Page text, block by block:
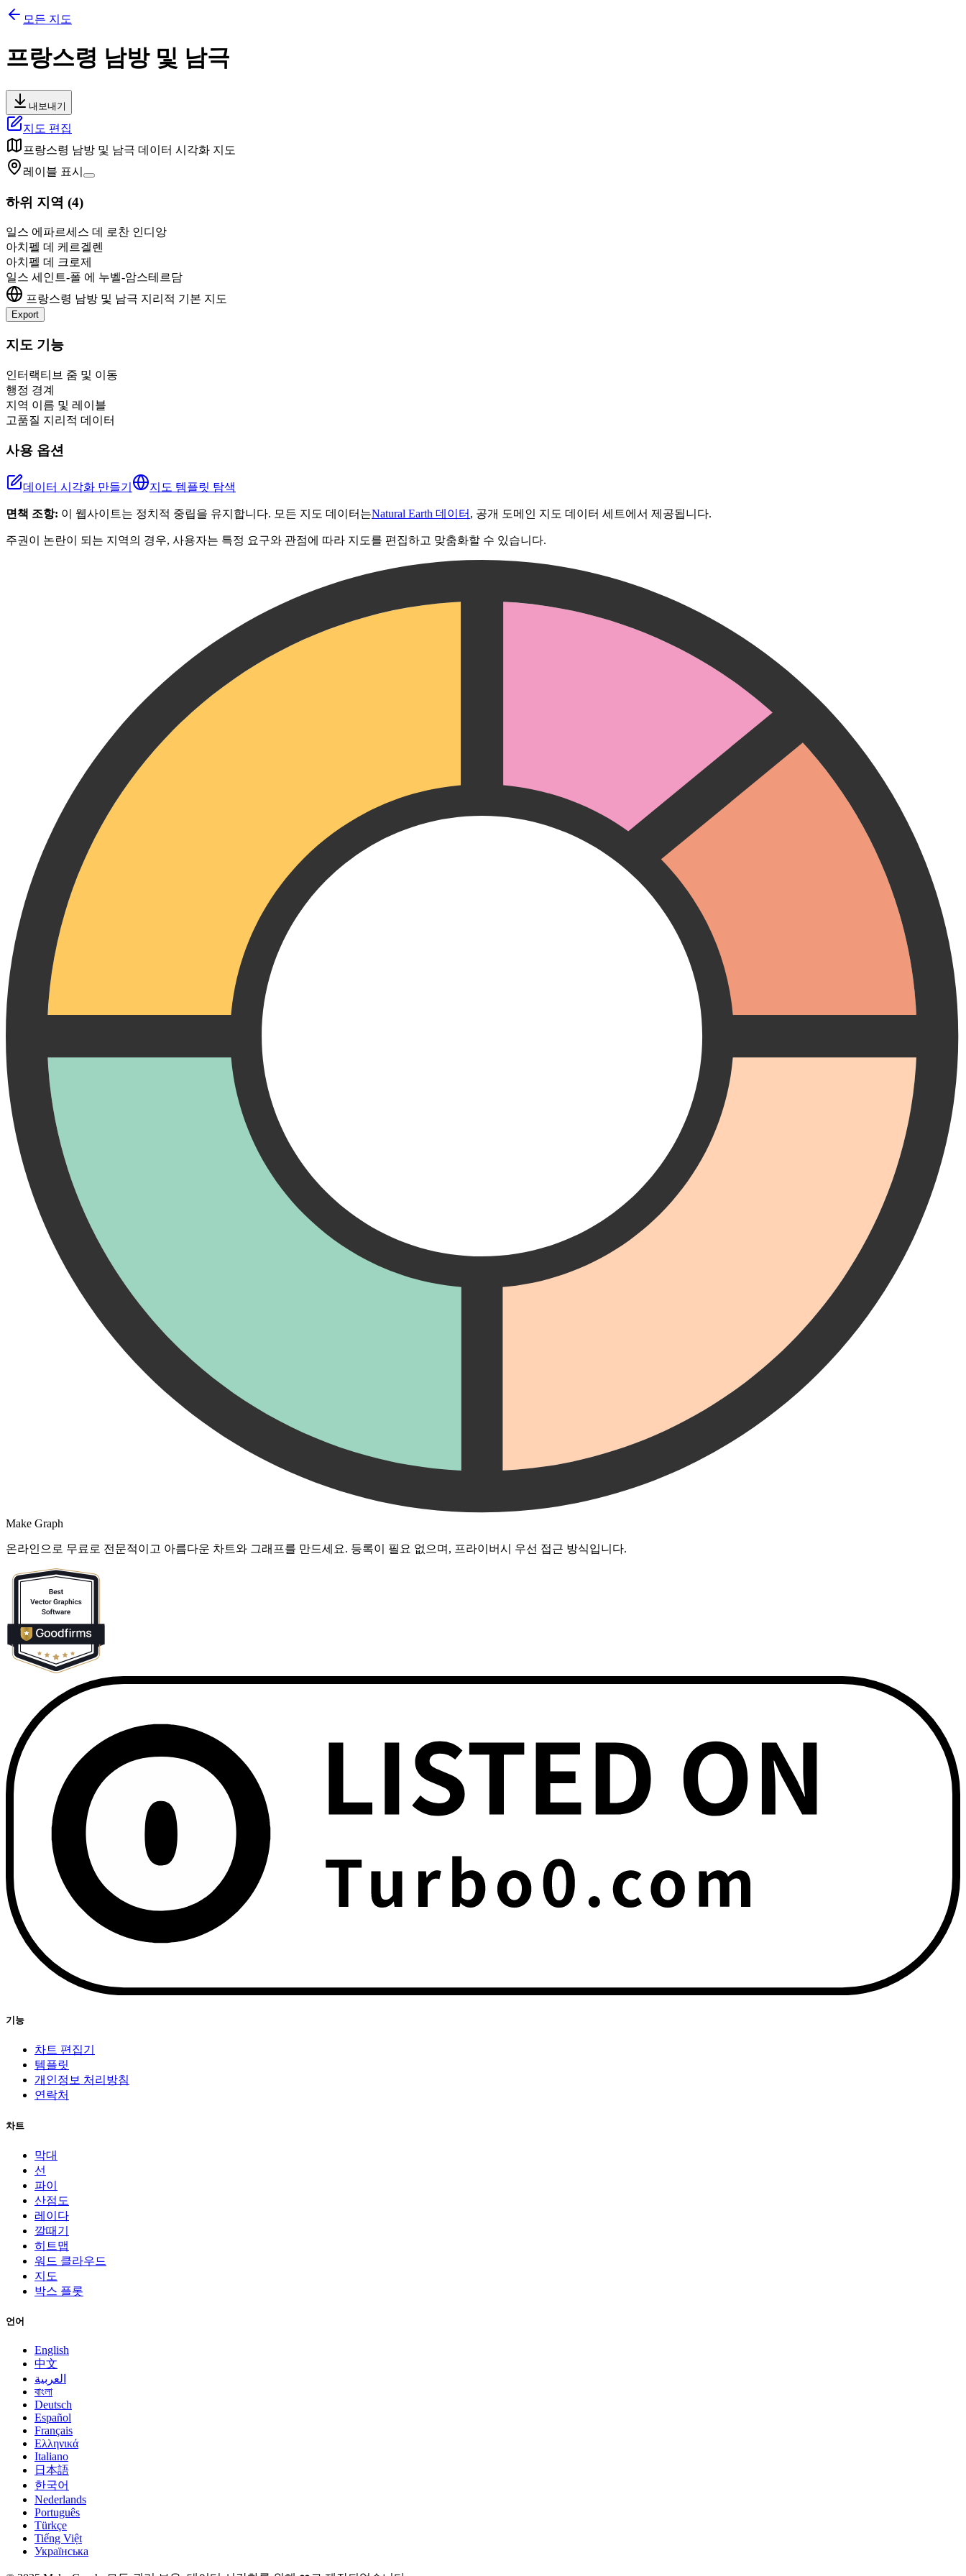
모든 지도
프랑스령 남방 및 남극
내보내기
지도 편집
프랑스령 남방 및 남극 데이터 시각화 지도
레이블 표시
하위 지역 (4)
일스 에파르세스 데 로찬 인디앙
아치펠 데 케르겔렌
아치펠 데 크로제
일스 세인트-폴 에 누벨-암스테르담
프랑스령 남방 및 남극 지리적 기본 지도
Export
+
지도 기능
인터랙티브 줌 및 이동
행정 경계
지역 이름 및 레이블
고품질 지리적 데이터
사용 옵션
데이터 시각화 만들기 지도 템플릿 탐색
면책 조항: 이 웹사이트는 정치적 중립을 유지합니다. 모든 지도 데이터는Natural Earth 데이터 , 공개 도메인 지도 데이터 세트에서 제공됩니다.
주권이 논란이 되는 지역의 경우, 사용자는 특정 요구와 관점에 따라 지도를 편집하고 맞춤화할 수 있습니다.
Make Graph
온라인으로 무료로 전문적이고 아름다운 차트와 그래프를 만드세요. 등록이 필요 없으며, 프라이버시 우선 접근 방식입니다.
기능
차트 편집기
템플릿
개인정보 처리방침
연락처
차트
막대
선
파이
산점도
레이다
깔때기
히트맵
워드 클라우드
지도
박스 플롯
언어
English
中文
العربية
বাংলা
Deutsch
Español
Français
Ελληνικά
Italiano
日本語
한국어
Nederlands
Português
Türkçe
Tiếng Việt
Українська